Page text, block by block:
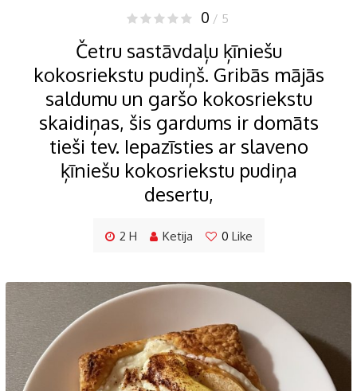
0 / 5
Četru sastāvdaļu ķīniešu
kokosriekstu pudiņš. Gribās mājās
saldumu un garšo kokosriekstu
skaidiņas, šis gardums ir domāts
tieši tev. Iepazīsties ar slaveno
ķīniešu kokosriekstu pudiņa
desertu,
2 H Ketija 0 Like